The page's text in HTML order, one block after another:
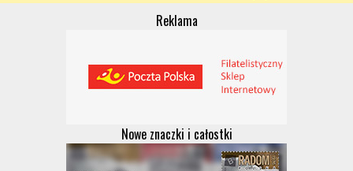
Reklama
Nowe znaczki i całostki